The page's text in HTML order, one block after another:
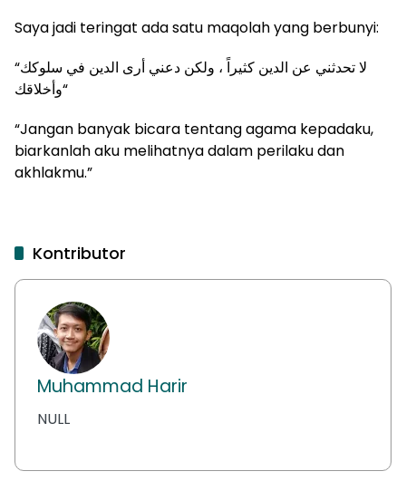
Saya jadi teringat ada satu maqolah yang berbunyi:
“لا تحدثني عن الدين كثيراً ، ولكن دعني أرى الدين في سلوكك
وأخلاقك“
“Jangan banyak bicara tentang agama kepadaku,
biarkanlah aku melihatnya dalam perilaku dan
akhlakmu.”
Kontributor
Muhammad Harir
NULL